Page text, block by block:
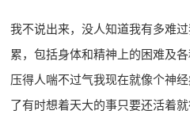
我不说出来，没人知道我有多难
累，包括身体和精神上的困难及
压得人喘不过气我现在就像个神
了有时想着天大的事只要还活着